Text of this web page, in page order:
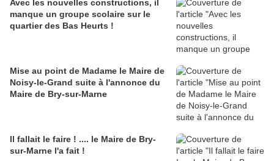
Avec les nouvelles constructions, il
manque un groupe scolaire sur le
quartier des Bas Heurts !
Mise au point de Madame le Maire de
Noisy-le-Grand suite à l'annonce du
Maire de Bry-sur-Marne
Il fallait le faire ! .... le Maire de Bry-
sur-Marne l'a fait !